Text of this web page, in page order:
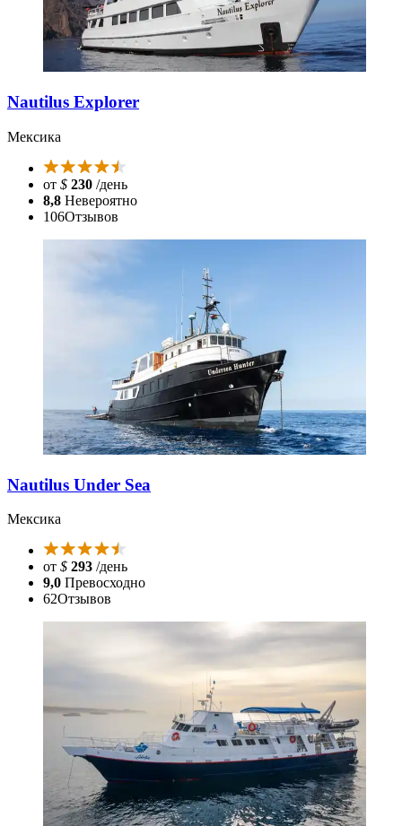
Nautilus Explorer
Мексика
от $ 230 /день
8,8 Невероятно
106Отзывов
Nautilus Under Sea
Мексика
от $ 293 /день
9,0 Превосходно
62Отзывов